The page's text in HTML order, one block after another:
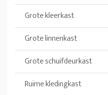
Grote kleerkast
Grote linnenkast
Grote schuifdeurkast
Ruime kledingkast